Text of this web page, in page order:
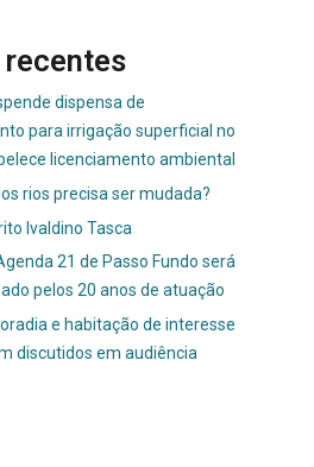
dispensa de
para irrigação superficial no
licenciamento ambiental
rios precisa ser mudada?
Ivaldino Tasca
21 de Passo Fundo será
pelos 20 anos de atuação
e habitação de interesse
discutidos em audiência